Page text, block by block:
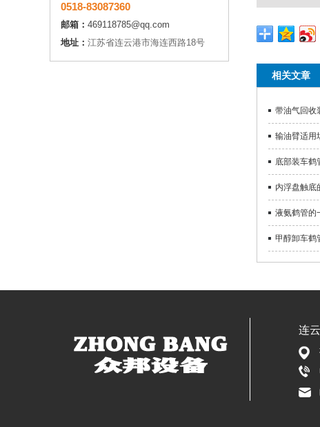
0518-83087360
邮箱： 469118785@qq.com
地址： 江苏省连云港市海连西路18号
相关文章
带油气回收
输油臂适用
底部装车鹤
内浮盘触底
液氨鹤管的
甲醇卸车鹤
连